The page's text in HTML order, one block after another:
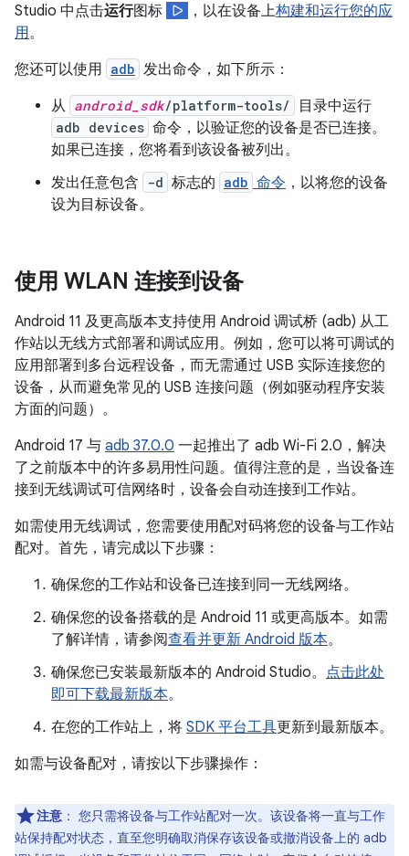
Studio 中点击运行图标 ，以在设备上构建和运行您的应
用。
您还可以使用 adb 发出命令，如下所示：
从 android_sdk/platform-tools/ 目录中运行
adb devices 命令，以验证您的设备是否已连接。
如果已连接，您将看到该设备被列出。
发出任意包含
-d 标志的 adb 命令 ，以将您的设备
设为目标设备。
使用 WLAN 连接到设备
Android 11 及更高版本支持使用 Android 调试桥 (adb) 从工
作站以无线方式部署和调试应用。例如，您可以将可调试的
应用部署到多台远程设备，而无需通过 USB 实际连接您的
设备，从而避免常见的 USB 连接问题（例如驱动程序安装
方面的问题）。
Android 17 与 adb 37.0.0 一起推出了 adb Wi-Fi 2.0，解决
了之前版本中的许多易用性问题。值得注意的是，当设备连
接到无线调试可信网络时，设备会自动连接到工作站。
如需使用无线调试，您需要使用配对码将您的设备与工作站
配对。首先，请完成以下步骤：
确保您的工作站和设备已连接到同一无线网络。
确保您的设备搭载的是 Android 11 或更高版本。如需
了解详情，请参阅查看并更新 Android 版本。
确保您已安装最新版本的 Android Studio。 点击此处
即可下载最新版本。
在您的工作站上，将 SDK 平台工具更新到最新版本。
如需与设备配对，请按以下步骤操作：
注意 ： 您只需将设备与工作站配对一次。该设备将一直与工作
站保持配对状态，直至您明确取消保存该设备或撤消设备上的 adb